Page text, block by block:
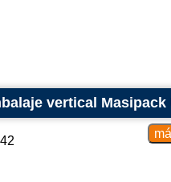
Dosificación y posicionamiento:
de producto que será
vertical Masipack